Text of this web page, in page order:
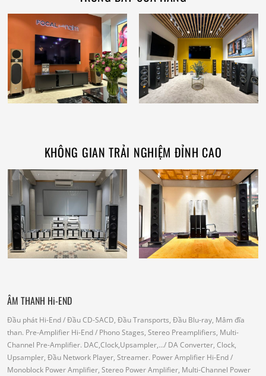
KHÔNG GIAN TRẢI NGHIỆM ĐỈNH CAO
ÂM THANH Hi-END
Đầu phát Hi-End/ Đầu CD-SACD, Đầu Transports, Đầu Blu-ray, Mâm đĩa
than. Pre-Amplifier Hi-End/ Phono Stages, Stereo Preamplifiers, Multi-
Channel Pre-Amplifier. DAC,Clock,Upsampler,.../ DA Converter, Clock,
Upsampler, Đầu Network Player, Streamer. Power Amplifier Hi-End/
Monoblock Power Amplifier, Stereo Power Amplifier, Multi-Channel Power